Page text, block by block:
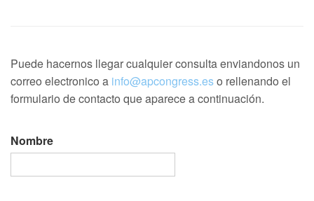
Puede hacernos llegar cualquier consulta enviandonos un
correo electronico a info@apcongress.eso rellenando el
formulario de contacto que aparece a continuación.
Nombre